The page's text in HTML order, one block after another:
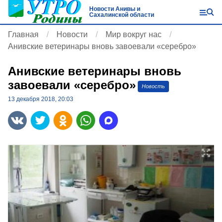
Новости Анивы и
Сахалинской области
Главная Новости
Мир вокруг нас
Анивские ветеринары вновь завоевали «серебро»
Анивские ветеринары вновь
завоевали «серебро»
Новость
13 декабря 2018, 20:03